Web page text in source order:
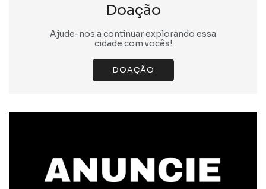
Doação
Ajude-nos a continuar explorando essa
cidade com vocês!
DOAÇÃO